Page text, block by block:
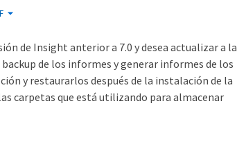
de Insight anterior a 7.0 y desea actualizar a la
de los informes y generar informes de los
y restaurarlos después de la instalación de la
carpetas que está utilizando para almacenar